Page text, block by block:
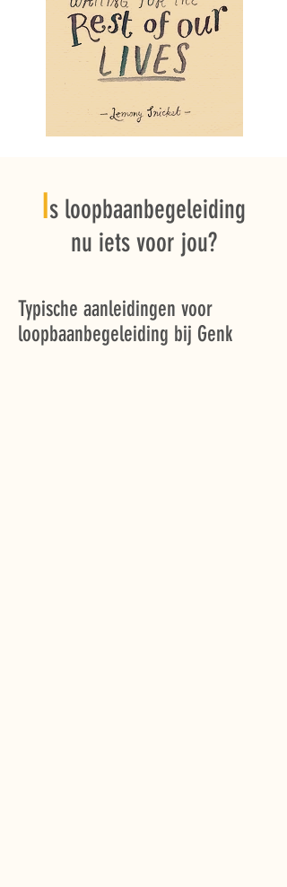
Is loopbaanbegeleiding
nu iets voor jou?
Typische aanleidingen voor
loopbaanbegeleiding bij Genk